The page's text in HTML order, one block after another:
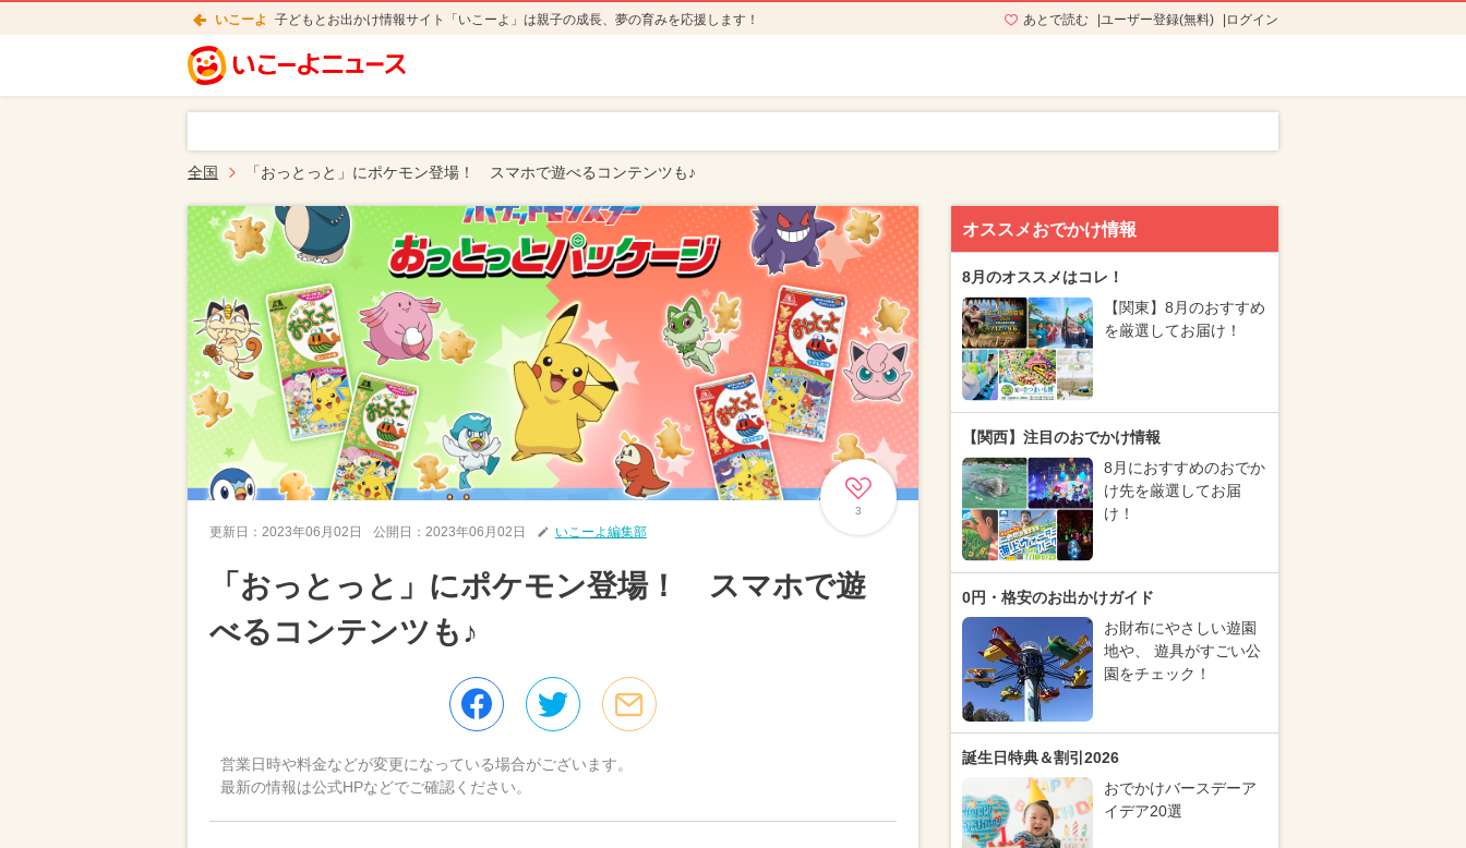
いこーよ 子どもとお出かけ情報サイト「いこーよ」は親子の成長、夢の育みを応援します！ あとで読む ユーザー登録(無料) ログイン
全国 「おっとっと」にポケモン登場！ スマホで遊べるコンテンツも♪
3
更新日： 2023年06月02日 公開日： 2023年06月02日 いこーよ編集部
「おっとっと」にポケモン登場！ スマホで遊
べるコンテンツも♪
営業日時や料金などが変更になっている場合がございます。
最新の情報は公式HPなどでご確認ください。
オススメおでかけ情報
8月のオススメはコレ！
【関東】8月のおすすめ
を厳選してお届け！
【関西】注目のおでかけ情報
8月におすすめのおでか
け先を厳選してお届
け！
0円・格安のお出かけガイド
お財布にやさしい遊園
地や、 遊具がすごい公
園をチェック！
誕生日特典＆割引2026
おでかけバースデーア
イデア20選